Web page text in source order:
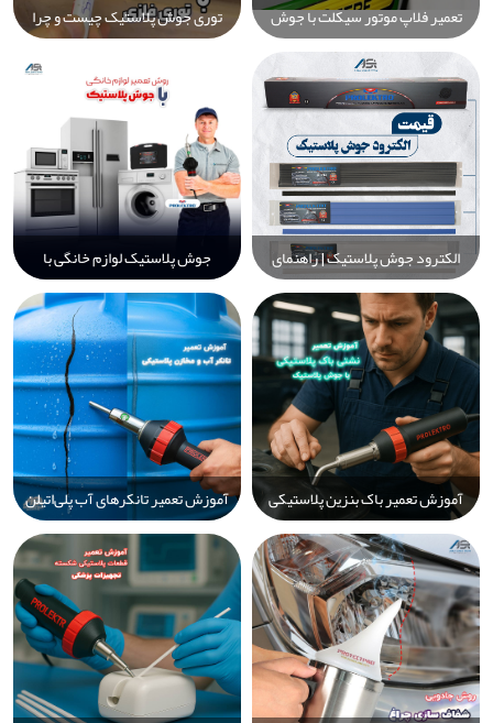
تعمیر فلاپ موتور سیکلت با جوش
پلاستیک | آموزش گام به گام، نکات
حرفه‌ای و انتخاب الکترود مناسب
توری جوش پلاستیک چیست و چرا
نباید از آن استفاده کنید؟ بهترین
روش‌های استاندارد جوش پلاستیک
[راهنمای کامل]
الکترود جوش پلاستیک | راهنمای
جامع انتخاب، خرید و استفاده از
سیم جوش پلاستیک برای تعمیر
قطعات خودرو و صنعتی
جوش پلاستیک لوازم خانگی با
Prolektro – ترمیم سریع، دائمی و
آسان قطعات آسیب‌دیده
آموزش تعمیر باک بنزین پلاستیکی
خودرو با دستگاه جوش پلاستیک
Prolektro: راه‌حل ایمن و اقتصادی
آموزش تعمیر تانکرهای آب پلی‌اتیلن
(PE) با دستگاه جوش پلاستیک
Prolektro – راهنمای گام‌به‌گام
تعمیر، جوشکاری و افزایش عمر
مخازن پلی‌اتیلن